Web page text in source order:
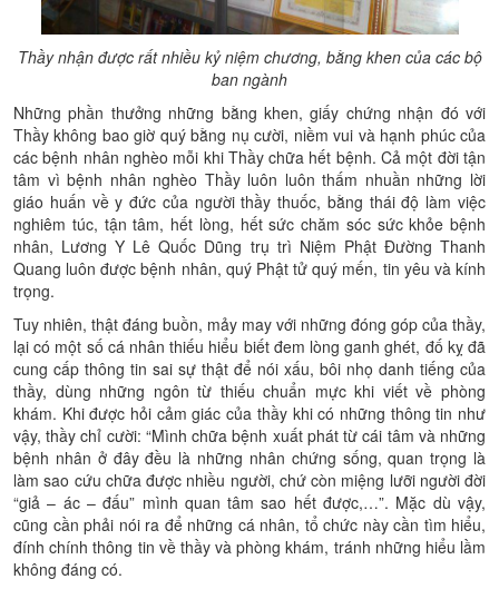
Thầy nhận được rất nhiều kỷ niệm chương, bằng khen của các bộ
ban ngành
Những phần thưởng những bằng khen, giấy chứng nhận đó với
Thầy không bao giờ quý bằng nụ cười, niềm vui và hạnh phúc của
các bệnh nhân nghèo mỗi khi Thầy chữa hết bệnh. Cả một đời tận
tâm vì bệnh nhân nghèo Thầy luôn luôn thấm nhuần những lời
giáo huấn về y đức của người thầy thuốc, bằng thái độ làm việc
nghiêm túc, tận tâm, hết lòng, hết sức chăm sóc sức khỏe bệnh
nhân, Lương Y Lê Quốc Dũng trụ trì Niệm Phật Đường Thanh
Quang luôn được bệnh nhân, quý Phật tử quý mến, tin yêu và kính
trọng.
Tuy nhiên, thật đáng buồn, mảy may với những đóng góp của thầy,
lại có một số cá nhân thiếu hiểu biết đem lòng ganh ghét, đố kỵ đã
cung cấp thông tin sai sự thật để nói xấu, bôi nhọ danh tiếng của
thầy, dùng những ngôn từ thiếu chuẩn mực khi viết về phòng
khám. Khi được hỏi cảm giác của thầy khi có những thông tin như
vậy, thầy chỉ cười: “Mình chữa bệnh xuất phát từ cái tâm và những
bệnh nhân ở đây đều là những nhân chứng sống, quan trọng là
làm sao cứu chữa được nhiều người, chứ còn miệng lưỡi người đời
“giả – ác – đấu” mình quan tâm sao hết được,…”. Mặc dù vậy,
cũng cần phải nói ra để những cá nhân, tổ chức này cần tìm hiểu,
đính chính thông tin về thầy và phòng khám, tránh những hiểu lầm
không đáng có.